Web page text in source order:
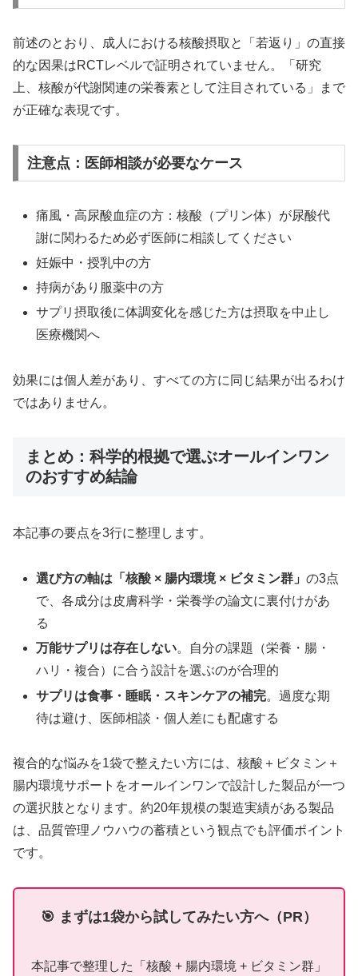
前述のとおり、成人における核酸摂取と「若返り」の直接
的な因果はRCTレベルで証明されていません。「研究
上、核酸が代謝関連の栄養素として注目されている」まで
が正確な表現です。
注意点：医師相談が必要なケース
痛風・高尿酸血症の方：核酸（プリン体）が尿酸代
謝に関わるため必ず医師に相談してください
妊娠中・授乳中の方
持病があり服薬中の方
サプリ摂取後に体調変化を感じた方は摂取を中止し
医療機関へ
効果には個人差があり、すべての方に同じ結果が出るわけ
ではありません。
まとめ：科学的根拠で選ぶオールインワン
のおすすめ結論
本記事の要点を3行に整理します。
選び方の軸は「核酸 × 腸内環境 × ビタミン群」の3点
で、各成分は皮膚科学・栄養学の論文に裏付けがあ
る
万能サプリは存在しない。自分の課題（栄養・腸・
ハリ・複合）に合う設計を選ぶのが合理的
サプリは食事・睡眠・スキンケアの補完。過度な期
待は避け、医師相談・個人差にも配慮する
複合的な悩みを1袋で整えたい方には、核酸＋ビタミン＋
腸内環境サポートをオールインワンで設計した製品が一つ
の選択肢となります。約20年規模の製造実績がある製品
は、品質管理ノウハウの蓄積という観点でも評価ポイント
です。
🎯 まずは1袋から試してみたい方へ（PR）
本記事で整理した「核酸 + 腸内環境 + ビタミン群」